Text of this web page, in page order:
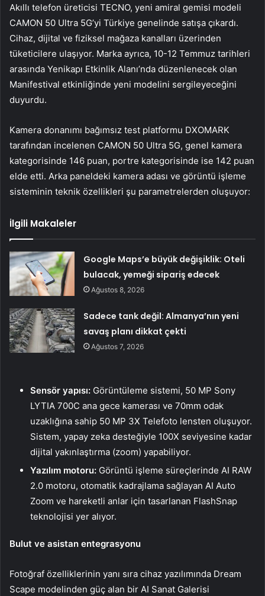
Akıllı telefon üreticisi TECNO, yeni amiral gemisi modeli
CAMON 50 Ultra 5G’yi Türkiye genelinde satışa çıkardı.
Cihaz, dijital ve fiziksel mağaza kanalları üzerinden
tüketicilere ulaşıyor. Marka ayrıca, 10-12 Temmuz tarihleri
arasında Yenikapı Etkinlik Alanı’nda düzenlenecek olan
Manifestival etkinliğinde yeni modelini sergileyeceğini
duyurdu.
Kamera donanımı bağımsız test platformu DXOMARK
tarafından incelenen CAMON 50 Ultra 5G, genel kamera
kategorisinde 146 puan, portre kategorisinde ise 142 puan
elde etti. Arka paneldeki kamera adası ve görüntü işleme
sisteminin teknik özellikleri şu parametrelerden oluşuyor:
İlgili Makaleler
Google Maps’e büyük değişiklik: Oteli
bulacak, yemeği sipariş edecek
Ağustos 8, 2026
Sadece tank değil: Almanya’nın yeni
savaş planı dikkat çekti
Ağustos 7, 2026
Sensör yapısı: Görüntüleme sistemi, 50 MP Sony
LYTIA 700C ana gece kamerası ve 70mm odak
uzaklığına sahip 50 MP 3X Telefoto lensten oluşuyor.
Sistem, yapay zeka desteğiyle 100X seviyesine kadar
dijital yakınlaştırma (zoom) yapabiliyor.
Yazılım motoru: Görüntü işleme süreçlerinde AI RAW
2.0 motoru, otomatik kadrajlama sağlayan AI Auto
Zoom ve hareketli anlar için tasarlanan FlashSnap
teknolojisi yer alıyor.
Bulut ve asistan entegrasyonu
Fotoğraf özelliklerinin yanı sıra cihaz yazılımında Dream
Scape modelinden güç alan bir AI Sanat Galerisi